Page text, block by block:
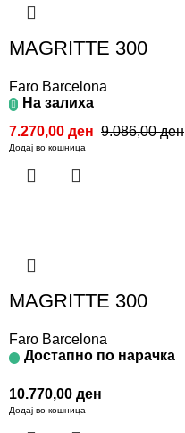
MAGRITTE 300
Faro Barcelona
На залиха
9.086,00ден
7.270,00 ден
Додај во кошница
MAGRITTE 300
Faro Barcelona
Достапно по нарачка
10.770,00 ден
Додај во кошница